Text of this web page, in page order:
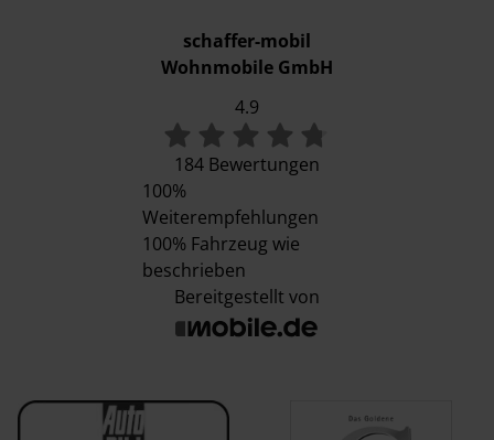
schaffer-mobil
Wohnmobile GmbH
4.9
184 Bewertungen
100%
Weiterempfehlungen
100% Fahrzeug wie
beschrieben
Bereitgestellt von